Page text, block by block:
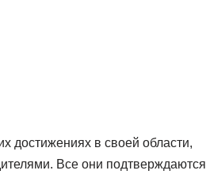
достижениях в своей области,
Все они подтверждаются